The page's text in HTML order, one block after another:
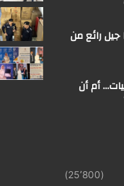
جيل رائع من
أم أن
(25٬800)